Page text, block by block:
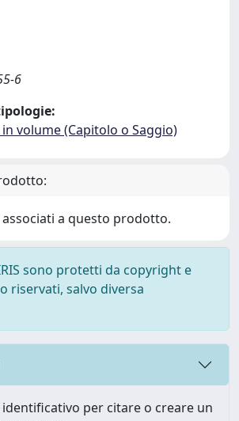
6
volume (Capitolo o Saggio)
a questo prodotto.
sono protetti da copyright e
riservati, salvo diversa
per citare o creare un